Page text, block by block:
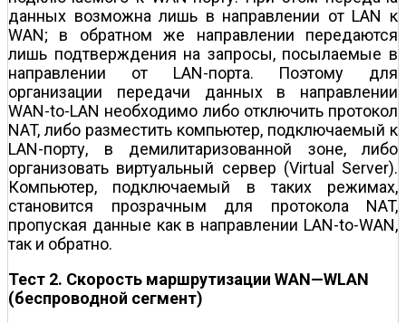
данных возможна лишь в направлении от LAN к
WAN; в обратном же направлении передаются
лишь подтверждения на запросы, посылаемые в
направлении от LAN-порта. Поэтому для
организации передачи данных в направлении
WAN-to-LAN необходимо либо отключить протокол
NAT, либо разместить компьютер, подключаемый к
LAN-порту, в демилитаризованной зоне, либо
организовать виртуальный сервер (Virtual Server).
Компьютер, подключаемый в таких режимах,
становится прозрачным для протокола NAT,
пропуская данные как в направлении LAN-to-WAN,
так и обратно.
Тест 2. Скорость маршрутизации WAN—WLAN
(беспроводной сегмент)